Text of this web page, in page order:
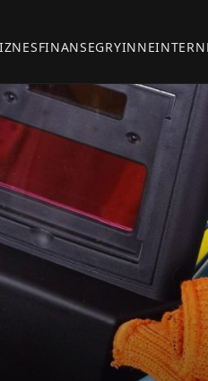
FINANSEGRYINNE